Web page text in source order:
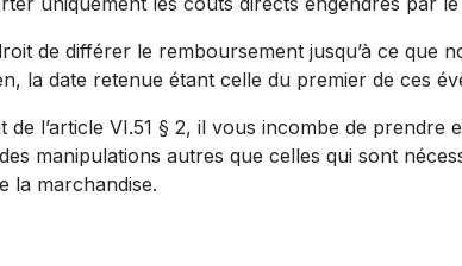
de différer le remboursement jusqu’à ce que
la date retenue étant celle du premier de ces
l’article VI.51 § 2, il vous incombe de
manipulations autres que celles qui sont
la marchandise.